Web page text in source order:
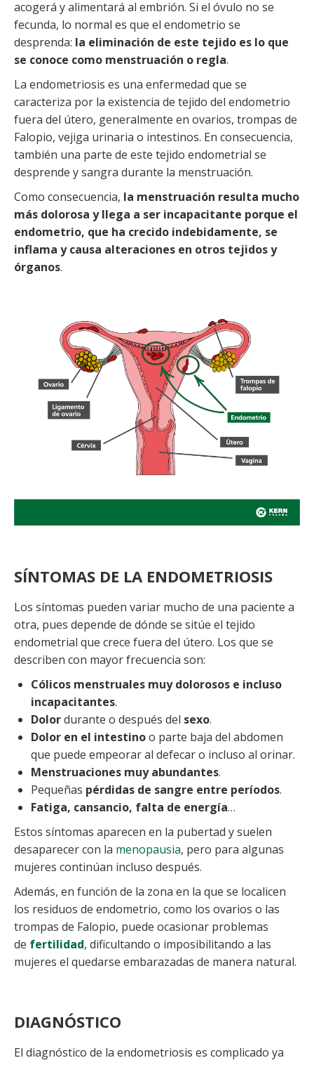
acogerá y alimentará al embrión. Si el óvulo no se
fecunda, lo normal es que el endometrio se
desprenda: la eliminación de este tejido es lo que
se conoce como menstruación o regla.
La endometriosis es una enfermedad que se
caracteriza por la existencia de tejido del endometrio
fuera del útero, generalmente en ovarios, trompas de
Falopio, vejiga urinaria o intestinos. En consecuencia,
también una parte de este tejido endometrial se
desprende y sangra durante la menstruación.
Como consecuencia, la menstruación resulta mucho
más dolorosa y llega a ser incapacitante porque el
endometrio, que ha crecido indebidamente, se
inflama y causa alteraciones en otros tejidos y
órganos.
SÍNTOMAS DE LA ENDOMETRIOSIS
Los síntomas pueden variar mucho de una paciente a
otra, pues depende de dónde se sitúe el tejido
endometrial que crece fuera del útero. Los que se
describen con mayor frecuencia son:
Cólicos menstruales muy dolorosos e incluso
incapacitantes.
Dolordurante o después del sexo.
Dolor en el intestinoo parte baja del abdomen
que puede empeorar al defecar o incluso al orinar.
Menstruaciones muy abundantes.
Pequeñas pérdidas de sangre entre períodos.
Fatiga, cansancio, falta de energía…
Estos síntomas aparecen en la pubertad y suelen
desaparecer con la menopausia, pero para algunas
mujeres continúan incluso después.
Además, en función de la zona en la que se localicen
los residuos de endometrio, como los ovarios o las
trompas de Falopio, puede ocasionar problemas
de fertilidad, dificultando o imposibilitando a las
mujeres el quedarse embarazadas de manera natural.
DIAGNÓSTICO
El diagnóstico de la endometriosis es complicado ya